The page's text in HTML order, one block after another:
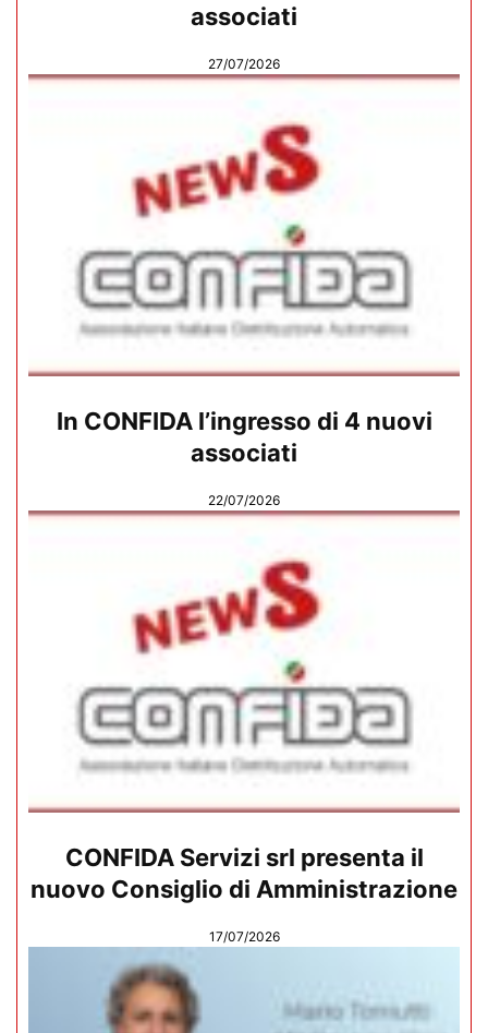
associati
27/07/2026
In CONFIDA l’ingresso di 4 nuovi
associati
22/07/2026
CONFIDA Servizi srl presenta il
nuovo Consiglio di Amministrazione
17/07/2026